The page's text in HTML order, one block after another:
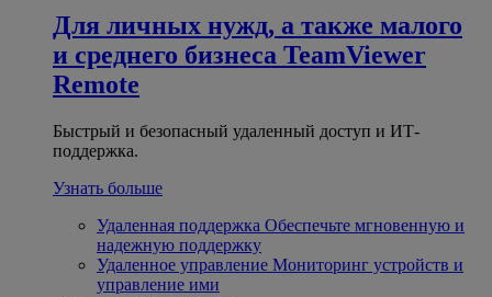
Для личных нужд, а также малого
и среднего бизнеса TeamViewer
Remote
Быстрый и безопасный удаленный доступ и ИТ-
поддержка.
Узнать больше
Удаленная поддержка Обеспечьте мгновенную и
надежную поддержку
Удаленное управление Мониторинг устройств и
управление ими